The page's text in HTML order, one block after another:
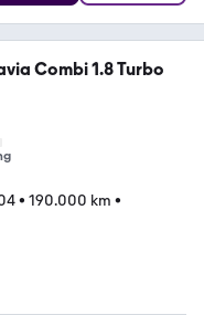
Combi 1.8 Turbo
• 190.000 km •